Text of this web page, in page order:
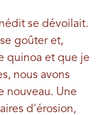
se dévoilait.
goûter et,
quinoa et que je
nous avons
nouveau. Une
d'érosion,